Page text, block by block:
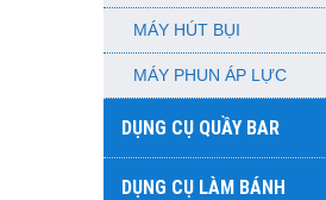
MÁY HÚT BỤI
MÁY PHUN ÁP LỰC
DỤNG CỤ QUẦY BAR
DỤNG CỤ LÀM BÁNH